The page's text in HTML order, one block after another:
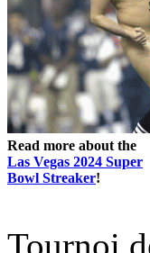
Read more about the
Las Vegas 2024 Super
Bowl Streaker!
Tournoi